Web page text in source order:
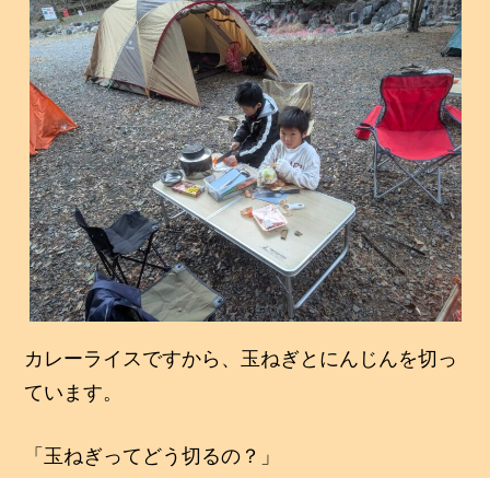
カレーライスですから、玉ねぎとにんじんを切っ
ています。
「玉ねぎってどう切るの？」